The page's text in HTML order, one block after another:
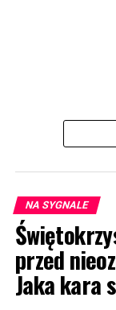
NA SYGNALE
przed
Jaka kara